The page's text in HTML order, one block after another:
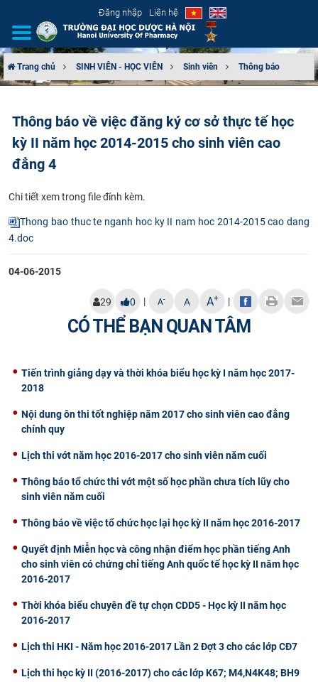
Đăng nhập Liên hệ
CƠ CẤU TỔ CHỨC
TUYỂN SINH
ĐÀO TẠO
ĐẢM BẢO CHẤT LƯỢNG
KHOA HỌC CÔNG NGHỆ
CỰU NGƯỜI HỌC
Trang chủ SINH VIÊN - HỌC VIÊN Sinh viên Thông báo
Thông báo về việc đăng ký cơ sở thực tế học
kỳ II năm học 2014-2015 cho sinh viên cao
đẳng 4
C​hi tiết xem trong file đính kèm.
Thong bao thuc te nganh hoc ky II nam hoc 2014-2015 cao dang
4.doc
04-06-2015
29 0 | A- A A+ |
CÓ THỂ BẠN QUAN TÂM
Tiến trình giảng dạy và thời khóa biểu học kỳ I năm học 2017-
2018
Nội dung ôn thi tốt nghiệp năm 2017 cho sinh viên cao đẳng
chính quy
Lịch thi vớt năm học 2016-2017 cho sinh viên năm cuối
Thông báo tổ chức thi vớt một số học phần chưa tích lũy cho
sinh viên năm cuối
Thông báo về việc tổ chức học lại học kỳ II năm học 2016-2017
Quyết định Miễn học và công nhận điểm học phần tiếng Anh
cho sinh viên có chứng chỉ tiếng Anh quốc tế học kỳ II năm học
2016-2017
Thời khóa biểu chuyên đề tự chọn CDD5 - Học kỳ II năm học
2016-2017
Lịch thi HKI - Năm học 2016-2017 Lần 2 Đợt 3 cho các lớp CĐ7
Lịch thi học kỳ II (2016-2017) cho các lớp K67; M4,N4K48; BH9